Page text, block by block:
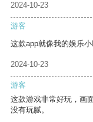
2024-10-23
游客
这款app就像我的娱乐
2024-10-23
游客
这款游戏非常好玩，画
没有玩腻。